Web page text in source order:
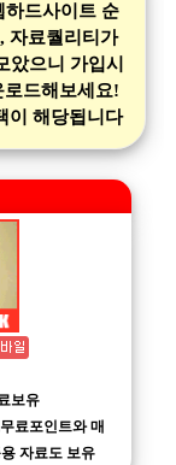
하드사이트 순
자료퀄리티가
았으니 가입시
드해보세요!
이 해당됩니다
보유
료포인트와 매
자료도 보유